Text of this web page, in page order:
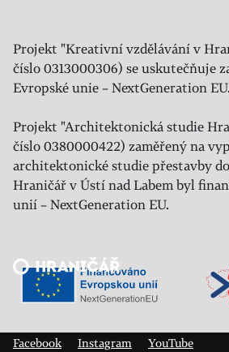
Projekt "Kreativní vzdělávání v
číslo 0313000306) se uskutečňuje
Evropské unie – NextGeneration EU.
Projekt "Architektonická studie
číslo 0380000422) zaměřený na
architektonické studie přestavby
Hraničář v Ústí nad Labem byl
unií – NextGeneration EU.
Veřejný sál Hraničář, spolek
Facebook
Instagram
YouTube